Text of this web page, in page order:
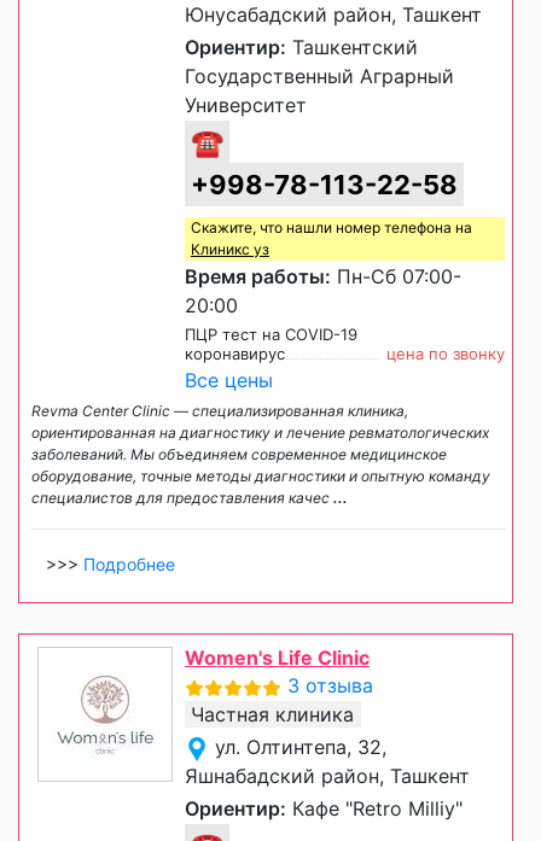
Юнусабадский район, Ташкент
Ориентир: Ташкентский
Государственный Аграрный
Университет
☎
+998-78-113-22-58
Скажите, что нашли номер телефона на
Клиникс уз
Время работы: Пн-Сб 07:00-
20:00
ПЦР тест на COVID-19
коронавирус
цена по звонку
Все цены
Revma Center Clinic — специализированная клиника,
ориентированная на диагностику и лечение ревматологических
заболеваний. Мы объединяем современное медицинское
оборудование, точные методы диагностики и опытную команду
специалистов для предоставления качес ...
>>> Подробнее
Women's Life Clinic
3 отзыва
Частная клиника
ул. Олтинтепа, 32,
Яшнабадский район, Ташкент
Ориентир: Кафе "Retro Milliy"